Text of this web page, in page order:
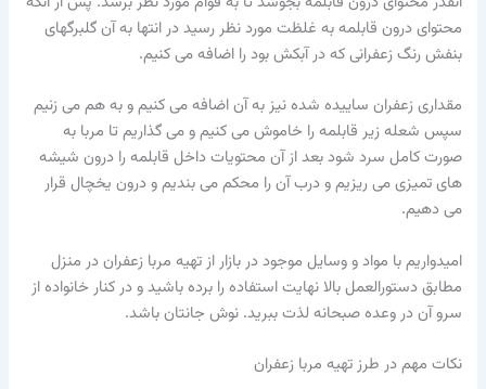
محتوای درون قابلمه به غلظت مورد نظر رسید در انتها به آن گلبرگهای
بنفش رنگ زعفرانی که در آبکش بود را اضافه می کنیم.
مقداری زعفران ساییده شده نیز به آن اضافه می کنیم و به هم می زنیم
سپس شعله زیر قابلمه را خاموش می کنیم و می گذاریم تا مربا به
صورت کامل سرد شود بعد از آن محتویات داخل قابلمه را درون شیشه
های تمیزی می ریزیم و درب آن را محکم می بندیم و درون یخچال قرار
می دهیم.
امیدواریم با مواد و وسایل موجود در بازار از تهیه مربا زعفران در منزل
مطابق دستورالعمل بالا نهایت استفاده را برده باشید و در کنار خانواده از
سرو آن در وعده صبحانه لذت ببرید. نوش جانتان باشد.
نکات مهم در طرز تهیه مربا زعفران